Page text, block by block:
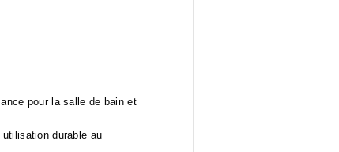
pour la salle de bain et
durable au